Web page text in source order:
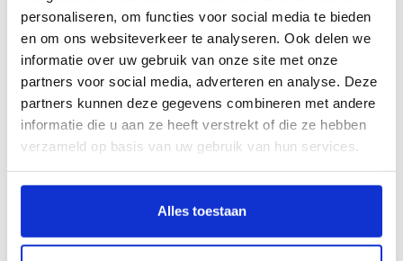
personaliseren, om functies voor social media te bieden
en om ons websiteverkeer te analyseren. Ook delen we
informatie over uw gebruik van onze site met onze
partners voor social media, adverteren en analyse. Deze
partners kunnen deze gegevens combineren met andere
informatie die u aan ze heeft verstrekt of die ze hebben
verzameld op basis van uw gebruik van hun services.
Alles toestaan
Het kiezen van de juiste software voor je
voorraadbeheer is niet eenvoudig. Daarom kan
je met onze vergelijker eenvoudig filteren op
bedrijfsvorm, branche, aantal medewerkers en
type voorraadbeheer. Aan de hand van deze
filters wordt de beste voorraadbeheer
software die bij jouw onderneming past
getoond.
Elke onderneming is anders, zo ook de software